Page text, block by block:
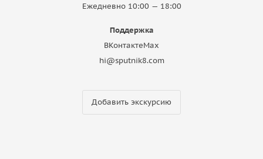
Ежедневно 10:00 — 18:00
Поддержка
ВКонтактеMax
hi@sputnik8.com
Добавить экскурсию